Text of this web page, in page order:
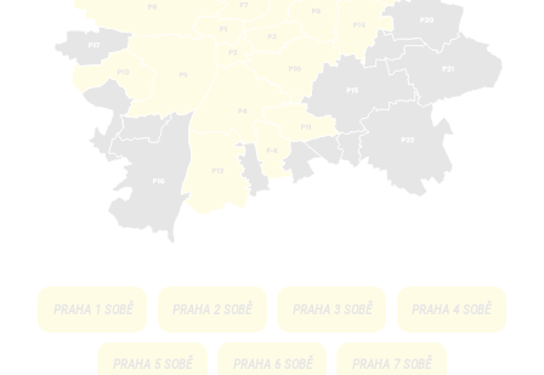
PRAHA 1 SOBĚ PRAHA 2 SOBĚ PRAHA 3 SOBĚ PRAHA 4 SOBĚ
PRAHA 5 SOBĚ PRAHA 6 SOBĚ PRAHA 7 SOBĚ